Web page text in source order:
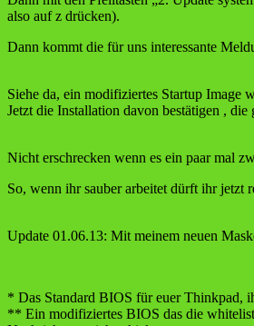
also auf z drücken).
Dann kommt die für uns interessante
Siehe da, ein modifiziertes Startup Image
Jetzt die Installation davon bestätigen ,
Nicht erschrecken wenn es ein paar mal
So, wenn ihr sauber arbeitet dürft ihr jetzt
Update 01.06.13: Mit meinem neuen
* Das Standard BIOS für euer Thinkpad,
** Ein modifiziertes BIOS das die